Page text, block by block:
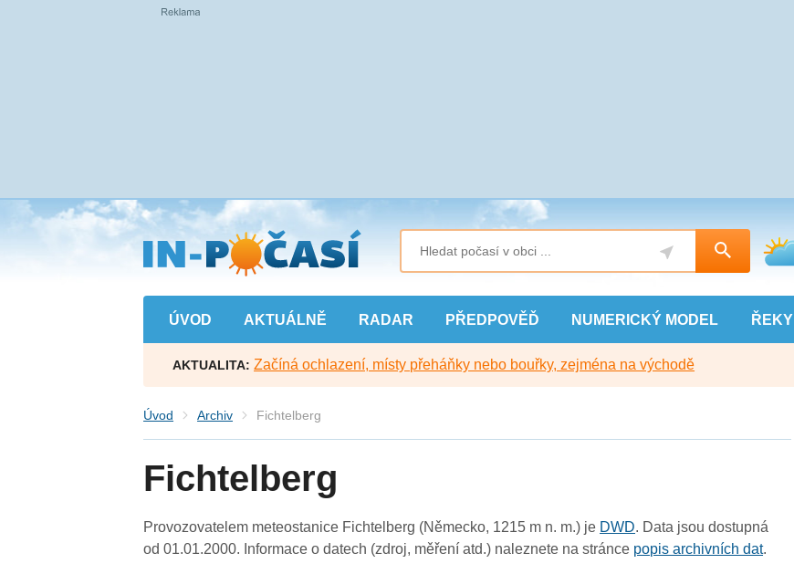
Přejít
na
hlavní
obsah
ÚVOD AKTUÁLNĚ RADAR PŘEDPOVĚĎ NUMERICKÝ MODEL ŘEKY
AKTUALITA: Začíná ochlazení, místy přeháňky nebo bouřky, zejména na východě
Úvod Archiv Fichtelberg
Fichtelberg
Provozovatelem meteostanice Fichtelberg (Německo, 1215 m n. m.) je DWD. Data jsou dostupná
od 01.01.2000. Informace o datech (zdroj, měření atd.) naleznete na stránce popis archivních dat.